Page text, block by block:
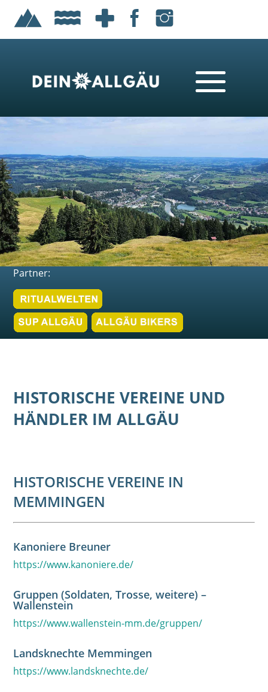
Partner:
HISTORISCHE VEREINE UND
HÄNDLER IM ALLGÄU
HISTORISCHE VEREINE IN
MEMMINGEN
Kanoniere Breuner
https://www.kanoniere.de/
Gruppen (Soldaten, Trosse, weitere) –
Wallenstein
https://www.wallenstein-mm.de/gruppen/
Landsknechte Memmingen
https://www.landsknechte.de/